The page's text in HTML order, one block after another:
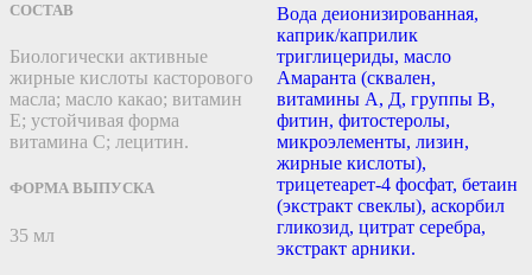
СОСТАВ
Биологически активные
жирные кислоты касторового
масла; масло какао; витамин
Е; устойчивая форма
витамина С; лецитин.
ФОРМА ВЫПУСКА
35 мл
Вода деионизированная,
каприк/каприлик
триглицериды, масло
Амаранта (сквален,
витамины А, Д, группы В,
фитин, фитостеролы,
микроэлементы, лизин,
жирные кислоты),
трицетеарет-4 фосфат, бетаин
(экстракт свеклы), аскорбил
гликозид, цитрат серебра,
экстракт арники.